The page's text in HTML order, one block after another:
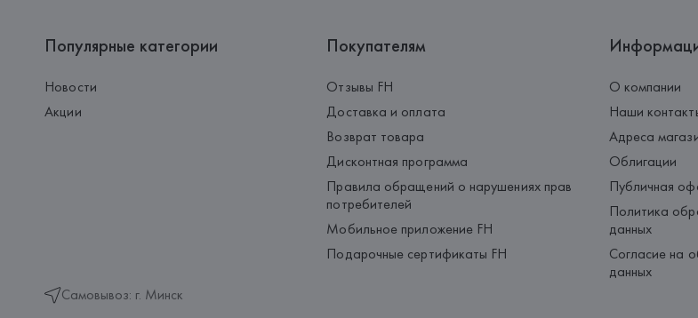
Популярные категории
Новости
Акции
Самовывоз: г. Минск
Покупателям
Отзывы FH
Доставка и оплата
Возврат товара
Дисконтная программа
Правила обращений о нарушениях прав
потребителей
Мобильное приложение FH
Подарочные сертификаты FH
О компании
Наши
Адреса
Облигации
Публичная
Политика
данных
Согласие на
данных